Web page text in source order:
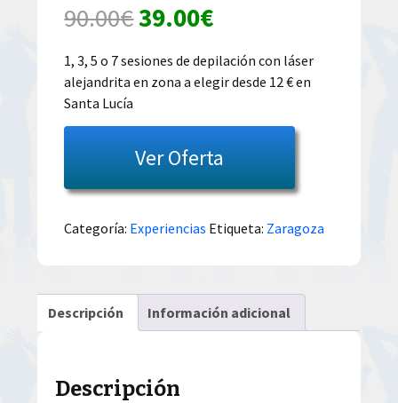
90.00€El
precio
original
era:
90.00€.
39.00€El
precio
actual
es:
39.00€.
1, 3, 5 o 7 sesiones de depilación con láser
alejandrita en zona a elegir desde 12 € en
Santa Lucía
Ver Oferta
Categoría: Experiencias Etiqueta: Zaragoza
Descripción Información adicional
Descripción